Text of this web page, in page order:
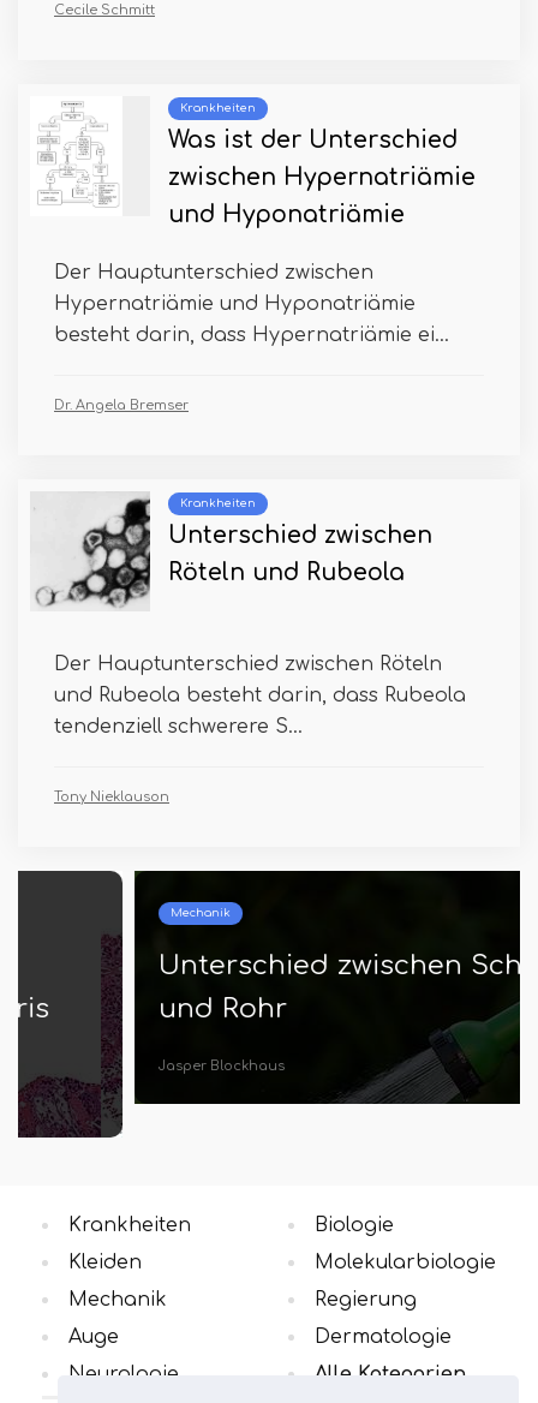
Cecile Schmitt
Krankheiten
Was ist der Unterschied
zwischen Hypernatriämie
und Hyponatriämie
Der Hauptunterschied zwischen
Hypernatriämie und Hyponatriämie
besteht darin, dass Hypernatriämie ei...
Dr. Angela Bremser
Krankheiten
Unterschied zwischen
Röteln und Rubeola
Der Hauptunterschied zwischen Röteln
und Rubeola besteht darin, dass Rubeola
tendenziell schwerere S...
Tony Nieklauson
Unterschied zwischen Schlauch
und Rohr
Jasper Blockhaus
Krankheiten
Kleiden
Mechanik
Auge
Neurologie
Biologie
Molekularbiologie
Regierung
Dermatologie
Alle Kategorien